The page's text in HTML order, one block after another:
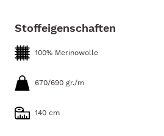
Stoffeigenschaften
100% Merinowolle
670/690 gr./m
140 cm